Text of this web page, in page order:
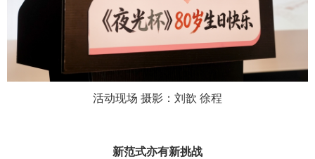
活动现场 摄影：刘歆 徐程
新范式亦有新挑战